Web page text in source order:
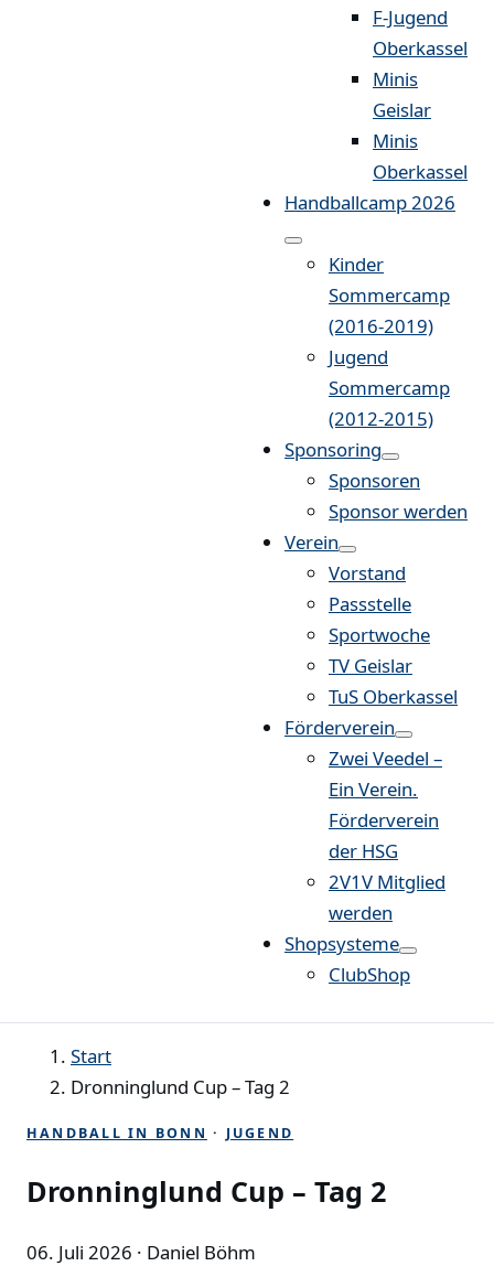
F-Jugend
Oberkassel
Minis
Geislar
Minis
Oberkassel
Handballcamp 2026
Kinder
Sommercamp
(2016-2019)
Jugend
Sommercamp
(2012-2015)
Sponsoring
Sponsoren
Sponsor werden
Verein
Vorstand
Passstelle
Sportwoche
TV Geislar
TuS Oberkassel
Förderverein
Zwei Veedel –
Ein Verein.
Förderverein
der HSG
2V1V Mitglied
werden
Shopsysteme
ClubShop
Start
Dronninglund Cup – Tag 2
HANDBALL IN BONN · JUGEND
Dronninglund Cup – Tag 2
06. Juli 2026 · Daniel Böhm